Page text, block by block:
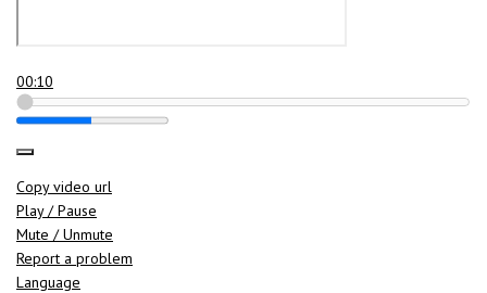
00:10
Copy video url
Play / Pause
Mute / Unmute
Report a problem
Language